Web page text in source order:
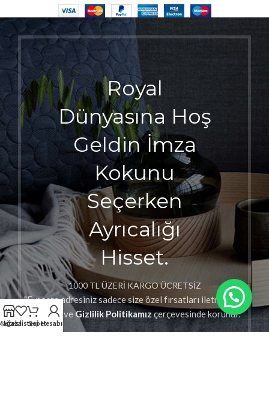
Royal
Dünyasına Hoş
Geldin İmza
Kokunu
Seçerken
Ayrıcalığı
Hisset.
1000 TL ÜZERİ KARGO ÜCRETSİZ
"E-posta adresiniz sadece size özel fırsatları iletmek için
kullanılır veGizlilik Politikamızçerçevesinde korunur."
İstek listesiSepetHesabım